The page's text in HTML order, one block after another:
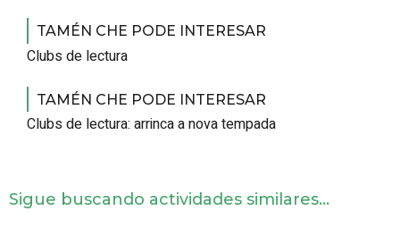
TAMÉN CHE PODE INTERESAR
Clubs de lectura
TAMÉN CHE PODE INTERESAR
Clubs de lectura: arrinca a nova tempada
Sigue buscando actividades similares...